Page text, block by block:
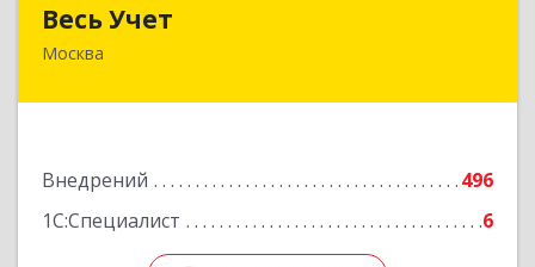
Весь Учет
Москва
Внедрений
496
1С:Специалист
6
109004, Москва г, Николоямская ул, дом № 52,